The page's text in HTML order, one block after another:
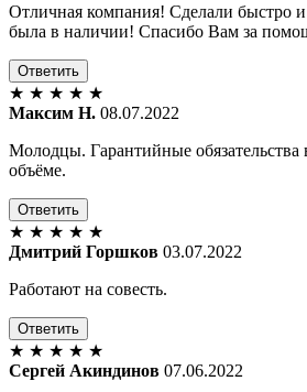
Отличная компания! Сделали быстро и
была в наличии! Спасибо Вам за
Ответить
★ ★ ★ ★ ★
Максим Н. 08.07.2022
Молодцы. Гарантийные
объёме.
Ответить
★ ★ ★ ★ ★
Дмитрий Горшков 03.07.2022
Работают на совесть.
Ответить
★ ★ ★ ★ ★
Сергей Акиндинов 07.06.2022